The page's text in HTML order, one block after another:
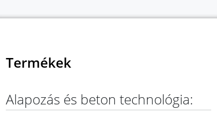
Termékek
Alapozás és beton technológia: